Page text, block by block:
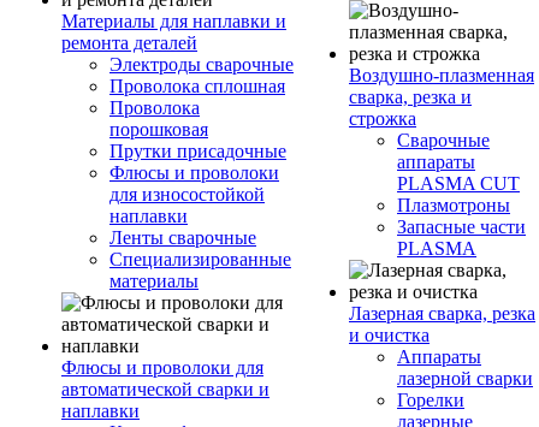
Материалы для наплавки и
ремонта деталей
Электроды сварочные
Проволока сплошная
Проволока
порошковая
Прутки присадочные
Флюсы и проволоки
для износостойкой
наплавки
Ленты сварочные
Специализированные
материалы
Флюсы и проволоки для
автоматической сварки и
наплавки
Воздушно-плазменная
сварка, резка и
строжка
Сварочные
аппараты
PLASMA CUT
Плазмотроны
Запасные части
PLASMA
Лазерная сварка, резка
и очистка
Аппараты
лазерной сварки
Горелки
лазерные